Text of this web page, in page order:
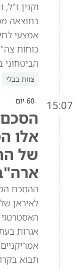
וקנין
כתוצאה
אמצעי
כוחות
צוות בבלי
15:07 60 יום
הסכם
אלו
של
ההסכם
לאיראן
אגרות
תבוא